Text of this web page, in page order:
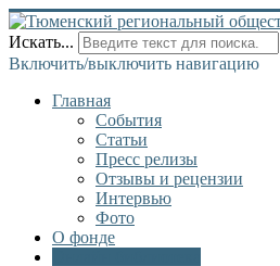
Искать...
Включить/выключить навигацию
Главная
События
Статьи
Пресс релизы
Отзывы и рецензии
Интервью
Фото
О фонде